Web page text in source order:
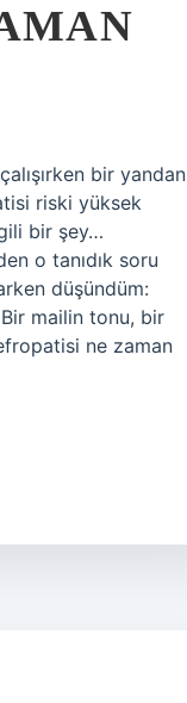
bir yandan
riski yüksek
bir şey…
o tanıdık soru
düşündüm:
mailin tonu, bir
ne zaman